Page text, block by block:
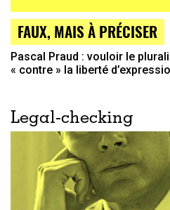
FAUX, MAIS À PRÉCISER
Pascal Praud : vouloir le
« contre » la liberté
Legal-checking